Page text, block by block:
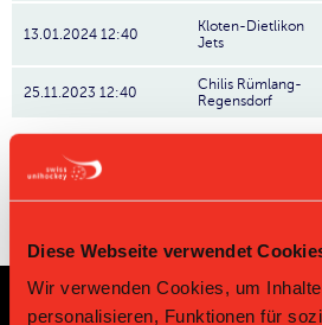
Diese Webseite verwendet
Wir verwenden Cookies, um
personalisieren, Funktionen für
13.01.2024 12:40
Kloten-Dietlikon
Jets
25.11.2023 12:40
Chilis Rümlang-
Regensdorf